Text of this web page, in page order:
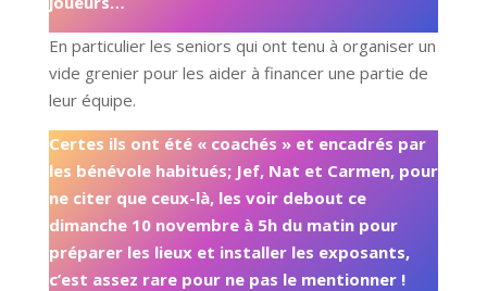
En particulier les seniors qui ont tenu à organiser un
vide grenier pour les aider à financer une partie de
leur équipe.
Certes ils ont été « coachés » et encadrés par
les bénévole habitués; Jef, Nat et Carmen, pour
ne citer que ceux-là, les voir debout ce
dimanche 10 novembre à 5h du matin pour
préparer les lieux et installer les exposants,
c’est assez rare pour ne pas le mentionner !